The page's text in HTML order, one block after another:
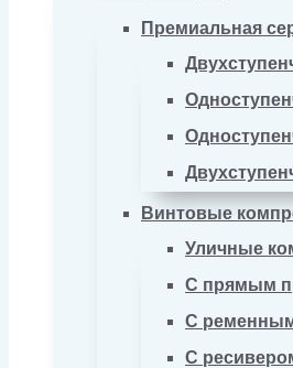
Премиальная
Винтовые
Уличные
С прямым
С
С